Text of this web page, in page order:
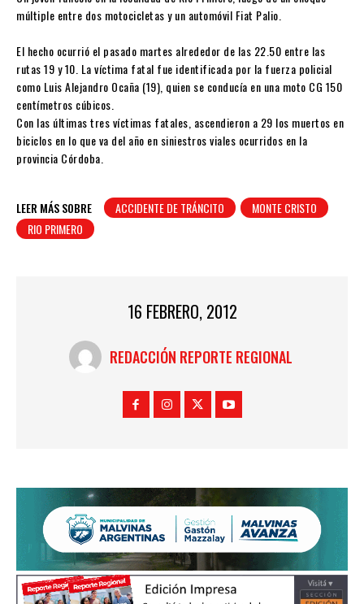
múltiple entre dos motocicletas y un automóvil Fiat Palio.
El hecho ocurrió el pasado martes alrededor de las 22.50 entre las
rutas 19 y 10. La víctima fatal fue identificada por la fuerza policial
como Luis Alejandro Ocaña (19), quien se conducía en una moto CG 150
centímetros cúbicos.
Con las últimas tres víctimas fatales, ascendieron a 29 los muertos en
biciclos en lo que va del año en siniestros viales ocurridos en la
provincia Córdoba.
LEER MÁS SOBRE ACCIDENTE DE TRÁNCITO
MONTE CRISTO
RIO PRIMERO
16 FEBRERO, 2012
REDACCIÓN REPORTE REGIONAL